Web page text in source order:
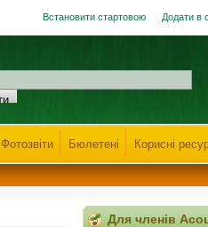
Встановити стартовою Додати в
Фотозвіти Бюлетені Корисні
Для членів